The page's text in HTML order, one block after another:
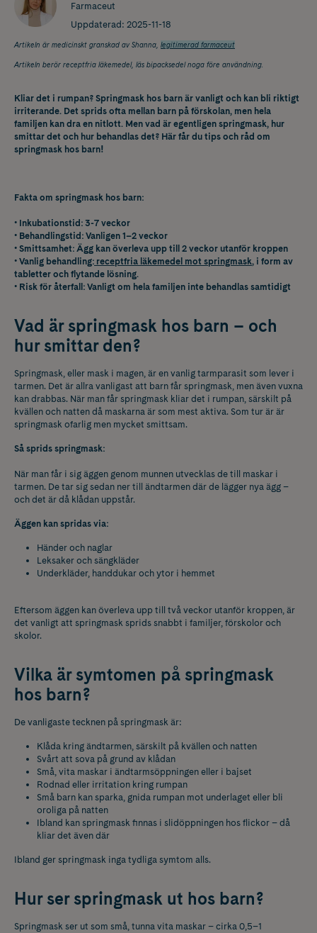
Farmaceut
Uppdaterad: 2025-11-18
Artikeln är medicinskt granskad av Shanna, legitimerad farmaceut
Artikeln berör receptfria läkemedel, läs bipacksedel noga före användning.
Kliar det i rumpan? Springmask hos barn är vanligt och kan bli riktigt
irriterande. Det sprids ofta mellan barn på förskolan, men hela
familjen kan dra en nitlott. Men vad är egentligen springmask, hur
smittar det och hur behandlas det? Här får du tips och råd om
springmask hos barn!
Fakta om springmask hos barn:
• Inkubationstid: 3-7 veckor
• Behandlingstid: Vanligen 1–2 veckor
• Smittsamhet: Ägg kan överleva upp till 2 veckor utanför kroppen
• Vanlig behandling: receptfria läkemedel mot springmask, i form av
tabletter och flytande lösning.
• Risk för återfall: Vanligt om hela familjen inte behandlas samtidigt
Vad är springmask hos barn – och
hur smittar den?
Springmask, eller mask i magen, är en vanlig tarmparasit som lever i
tarmen. Det är allra vanligast att barn får springmask, men även vuxna
kan drabbas. När man får springmask kliar det i rumpan, särskilt på
kvällen och natten då maskarna är som mest aktiva. Som tur är är
springmask ofarlig men mycket smittsam.
Så sprids springmask:
När man får i sig äggen genom munnen utvecklas de till maskar i
tarmen. De tar sig sedan ner till ändtarmen där de lägger nya ägg –
och det är då klådan uppstår.
Äggen kan spridas via:
Händer och naglar
Leksaker och sängkläder
Underkläder, handdukar och ytor i hemmet
Eftersom äggen kan överleva upp till två veckor utanför kroppen, är
det vanligt att springmask sprids snabbt i familjer, förskolor och
skolor.
Vilka är symtomen på springmask
hos barn?
De vanligaste tecknen på springmask är:
Klåda kring ändtarmen, särskilt på kvällen och natten
Svårt att sova på grund av klådan
Små, vita maskar i ändtarmsöppningen eller i bajset
Rodnad eller irritation kring rumpan
Små barn kan sparka, gnida rumpan mot underlaget eller bli
oroliga på natten
Ibland kan springmask finnas i slidöppningen hos flickor – då
kliar det även där
Ibland ger springmask inga tydliga symtom alls.
Hur ser springmask ut hos barn?
Springmask ser ut som små, tunna vita maskar – cirka 0,5–1